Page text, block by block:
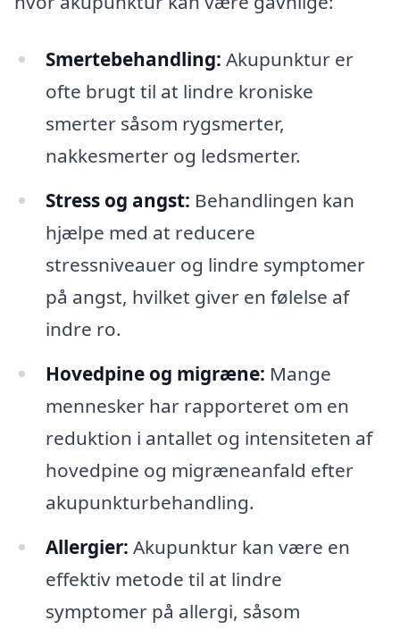
Smertebehandling: Akupunktur er
ofte brugt til at lindre kroniske
smerter såsom rygsmerter,
nakkesmerter og ledsmerter.
Stress og angst: Behandlingen kan
hjælpe med at reducere
stressniveauer og lindre symptomer
på angst, hvilket giver en følelse af
indre ro.
Hovedpine og migræne: Mange
mennesker har rapporteret om en
reduktion i antallet og intensiteten af
hovedpine og migræneanfald efter
akupunkturbehandling.
Allergier: Akupunktur kan være en
effektiv metode til at lindre
symptomer på allergi, såsom